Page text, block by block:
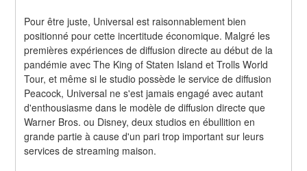
Pour être juste, Universal est raisonnablement bien
positionné pour cette incertitude économique. Malgré les
premières expériences de diffusion directe au début de la
pandémie avec The King of Staten Island et Trolls World
Tour, et même si le studio possède le service de diffusion
Peacock, Universal ne s'est jamais engagé avec autant
d'enthousiasme dans le modèle de diffusion directe que
Warner Bros. ou Disney, deux studios en ébullition en
grande partie à cause d'un pari trop important sur leurs
services de streaming maison.